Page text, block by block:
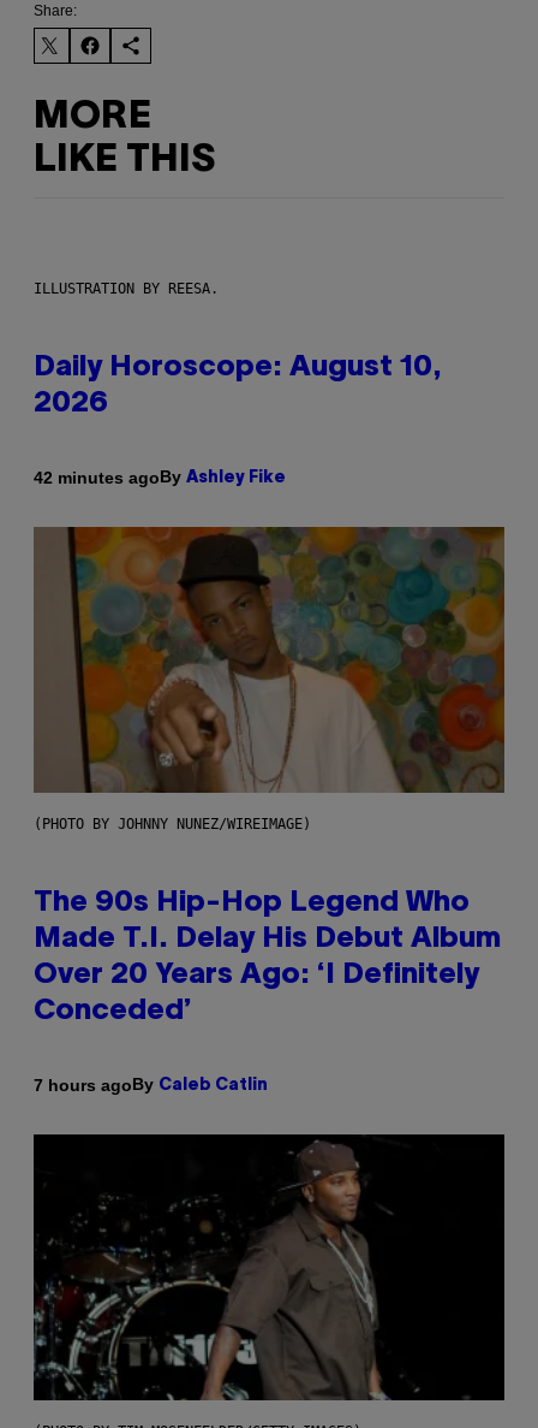
Share:
MORE
LIKE THIS
ILLUSTRATION BY REESA.
Daily Horoscope: August 10,
2026
42 minutes agoBy Ashley Fike
(PHOTO BY JOHNNY NUNEZ/WIREIMAGE)
The 90s Hip-Hop Legend Who
Made T.I. Delay His Debut Album
Over 20 Years Ago: ‘I Definitely
Conceded’
7 hours agoBy Caleb Catlin